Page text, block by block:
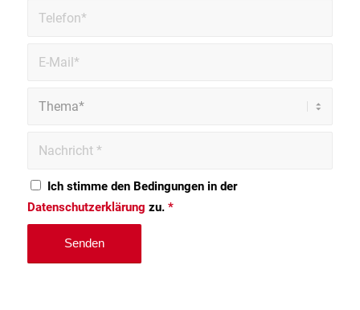
Ich stimme den Bedingungen in der
Datenschutzerklärung